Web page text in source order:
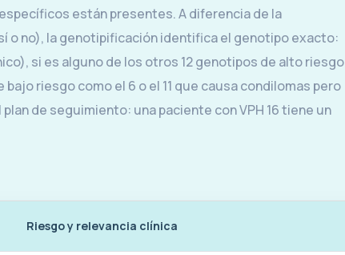
están presentes. A diferencia de la
o no), la genotipificación identifica el genotipo exacto:
si es alguno de los otros 12 genotipos de alto riesgo
riesgo como el 6 o el 11 que causa condilomas pero
de seguimiento: una paciente con VPH 16 tiene un
Riesgo y relevancia clínica